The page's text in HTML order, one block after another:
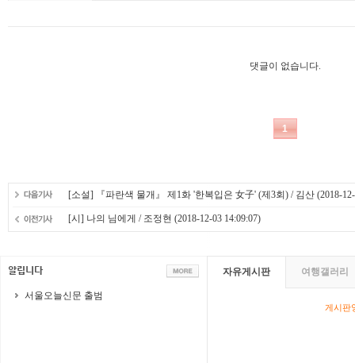
[소설] 『파란색 물개』 제1화 '한복입은 女子' (제3회) / 김산 (2018-
[시] 나의 님에게 / 조정현 (2018-12-03 14:09:07)
서울오늘신문 출범
자유게시판 여행갤러리
게시판